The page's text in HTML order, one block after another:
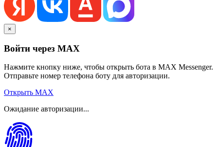
×
Войти через MAX
Нажмите кнопку ниже, чтобы открыть бота в MAX Messenger.
Отправьте номер телефона боту для авторизации.
Открыть MAX
Ожидание авторизации...